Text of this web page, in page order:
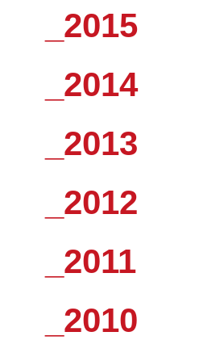
_2015
_2014
_2013
_2012
_2011
_2010